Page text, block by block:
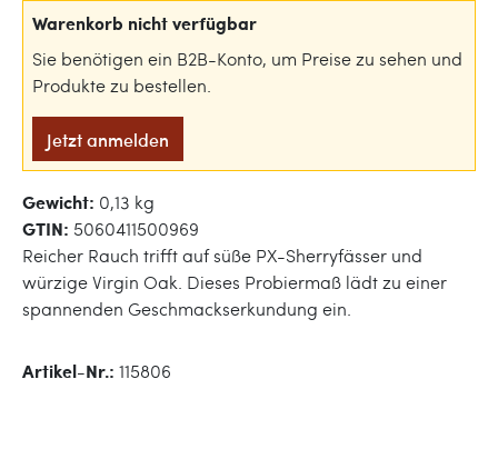
Warenkorb nicht verfügbar
Sie benötigen ein B2B-Konto, um Preise zu sehen und
Produkte zu bestellen.
Jetzt anmelden
Gewicht: 0,13 kg
GTIN: 5060411500969
Reicher Rauch trifft auf süße PX-Sherryfässer und
würzige Virgin Oak. Dieses Probiermaß lädt zu einer
spannenden Geschmackserkundung ein.
Artikel-Nr.: 115806